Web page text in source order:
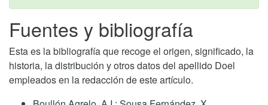
Fuentes y bibliografía
Esta es la bibliografía que recoge el origen, significado, la
historia, la distribución y otros datos del apellido Doel
empleados en la redacción de este artículo.